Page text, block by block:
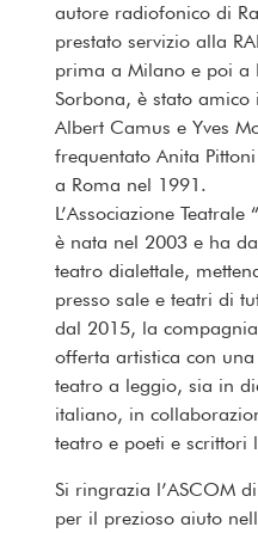
autore radiofonico di
prestato servizio alla
prima a Milano e poi a
Sorbona, è stato
Albert Camus e Yves
frequentato Anita
a Roma nel 1991.
L’Associazione
è nata nel 2003 e ha
teatro dialettale,
presso sale e teatri di
dal 2015, la
offerta artistica con
teatro a leggio, sia in
italiano, in
teatro e poeti e scrittori
Si ringrazia l’ASCOM
per il prezioso aiuto